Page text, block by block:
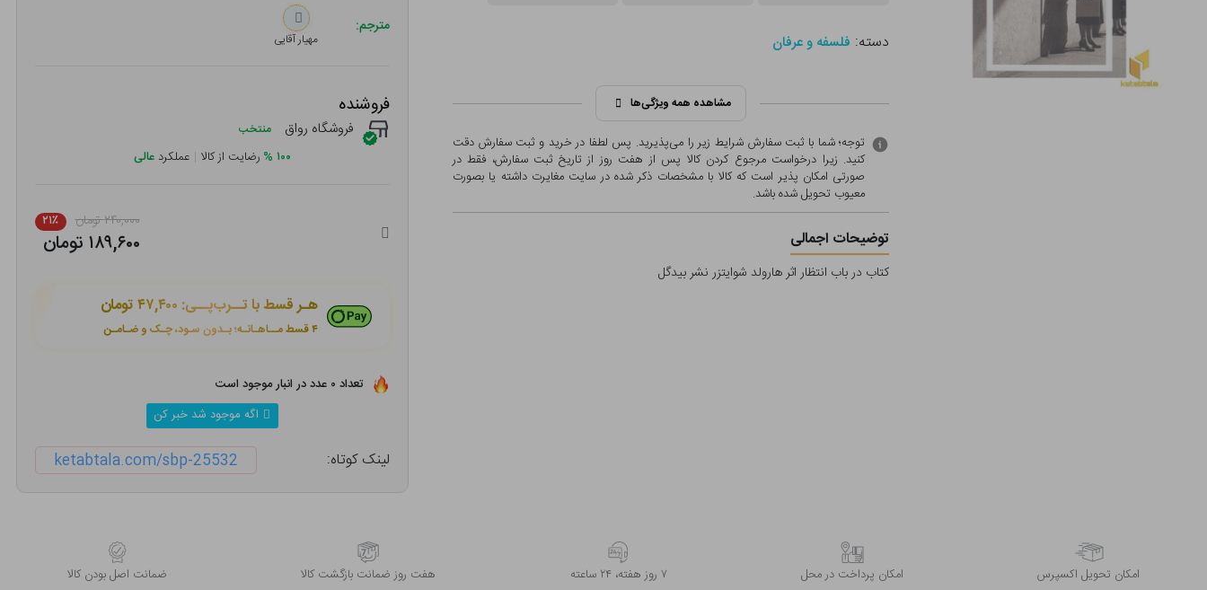
دسته: فلسفه و عرفان
مشاهده همه ویژگی‌ها
توجه؛ شما با ثبت سفارش شرایط زیر را می‌پذیرید. پس لطفا در خرید و ثبت سفارش دقت
کنید. زیرا درخواست مرجوع کردن کالا پس از هفت روز از تاریخ ثبت سفارش، فقط در
صورتی امکان پذیر است که کالا با مشخصات ذکر شده در سایت مغایرت داشته یا بصورت
معيوب تحویل شده باشد.
توضیحات اجمالی
کتاب در باب انتظار اثر هارولد شوایتزر نشر بیدگل
مترجم:
مهیار آقایی
فروشنده
فروشگاه رواق منتخب
۱۰۰ % رضایت از کالا | عملکرد عالی
۲۴۰,۰۰۰ تومان ۲۱٪
۱۸۹,۶۰۰ تومان
هـر قسط با تــرب‌پــی: ۴۷,۴۰۰ تومان
۴ قسط مــاهـانـه؛ بـدون سـود، چـک و ضـامـن
تعداد ۰ عدد در انبار موجود است
اگه موجود شد خبر کن
لینک کوتاه: ketabtala.com/sbp-25532
اﻣﮑﺎن ﺗﺤﻮﯾﻞ اﮐﺴﭙﺮس امکان پرداخت در محل ۷ روز ﻫﻔﺘﻪ، ۲۴ ﺳﺎﻋﺘﻪ هفت روز ضمانت بازگشت کالا ﺿﻤﺎﻧﺖ اﺻﻞ ﺑﻮدن ﮐﺎﻟﺎ